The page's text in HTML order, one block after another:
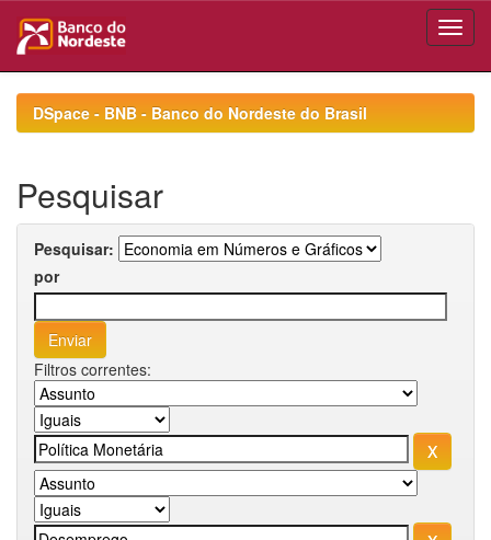
navigationDSpace - BNB - Banco do Nordeste do Brasil
Pesquisar
Pesquisar:
por
Filtros correntes: